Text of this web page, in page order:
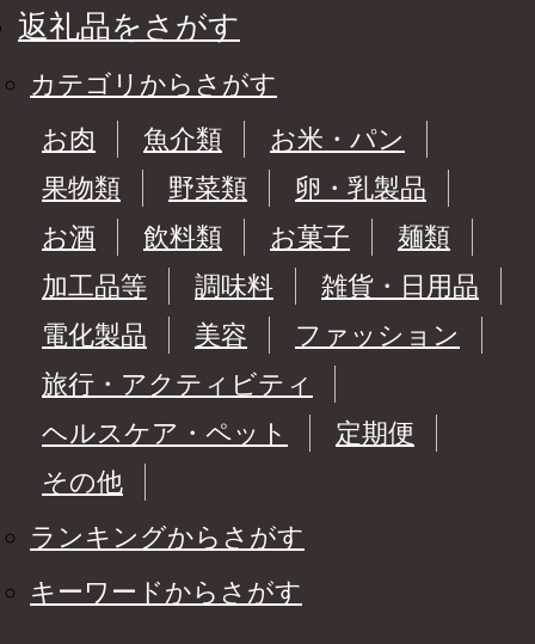
返礼品をさがす
カテゴリからさがす
お肉
魚介類
お米・パン
果物類
野菜類
卵・乳製品
お酒
飲料類 お菓子
麺類
加工品等
調味料
雑貨・日用品
電化製品
美容
ファッション
旅行・アクティビティ
ヘルスケア・ペット
定期便
その他
ランキングからさがす
キーワードからさがす